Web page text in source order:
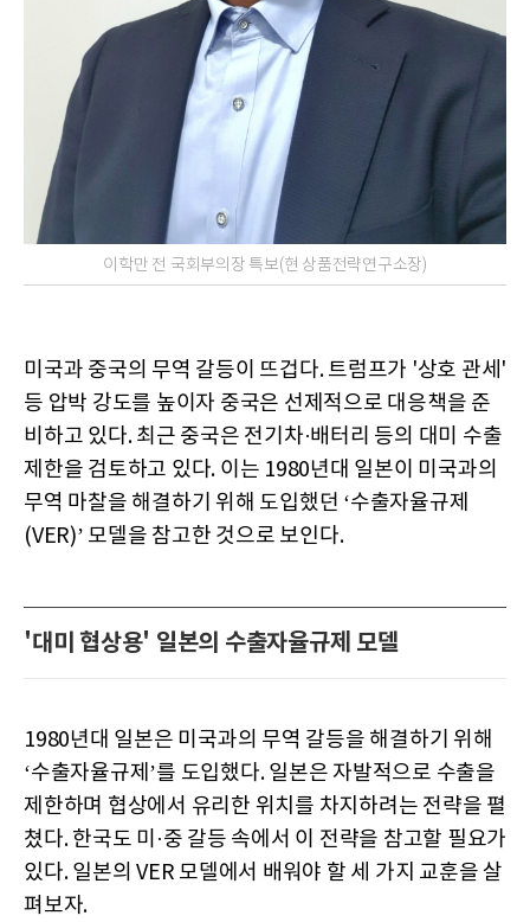
이학만 전 국회부의장 특보(현 상품전략연구소장)
미국과 중국의 무역 갈등이 뜨겁다. 트럼프가 '상호 관세'
등 압박 강도를 높이자 중국은 선제적으로 대응책을 준
비하고 있다. 최근 중국은 전기차·배터리 등의 대미 수출
제한을 검토하고 있다. 이는 1980년대 일본이 미국과의
무역 마찰을 해결하기 위해 도입했던 ‘수출자율규제
(VER)’ 모델을 참고한 것으로 보인다.
'대미 협상용' 일본의 수출자율규제 모델
1980년대 일본은 미국과의 무역 갈등을 해결하기 위해
‘수출자율규제’를 도입했다. 일본은 자발적으로 수출을
제한하며 협상에서 유리한 위치를 차지하려는 전략을 펼
쳤다. 한국도 미·중 갈등 속에서 이 전략을 참고할 필요가
있다. 일본의 VER 모델에서 배워야 할 세 가지 교훈을 살
펴보자.